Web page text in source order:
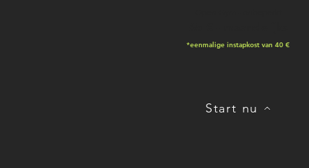
*eenmalige instapkost van 40 €
Start nu